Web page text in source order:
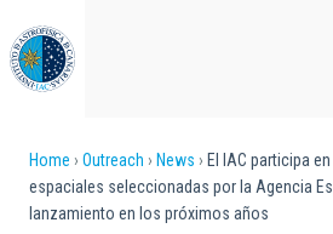
to
main
content
Breadcrumb
Home Outreach News
El IAC participa
espaciales seleccionadas por la Agencia
lanzamiento en los próximos años